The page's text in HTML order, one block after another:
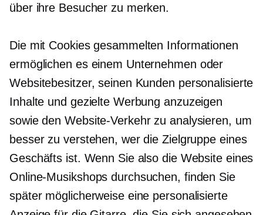
über ihre Besucher zu merken.
Die mit Cookies gesammelten Informationen
ermöglichen es einem Unternehmen oder
Websitebesitzer, seinen Kunden personalisierte
Inhalte und gezielte Werbung anzuzeigen
sowie den Website-Verkehr zu analysieren, um
besser zu verstehen, wer die Zielgruppe eines
Geschäfts ist. Wenn Sie also die Website eines
Online-Musikshops durchsuchen, finden Sie
später möglicherweise eine personalisierte